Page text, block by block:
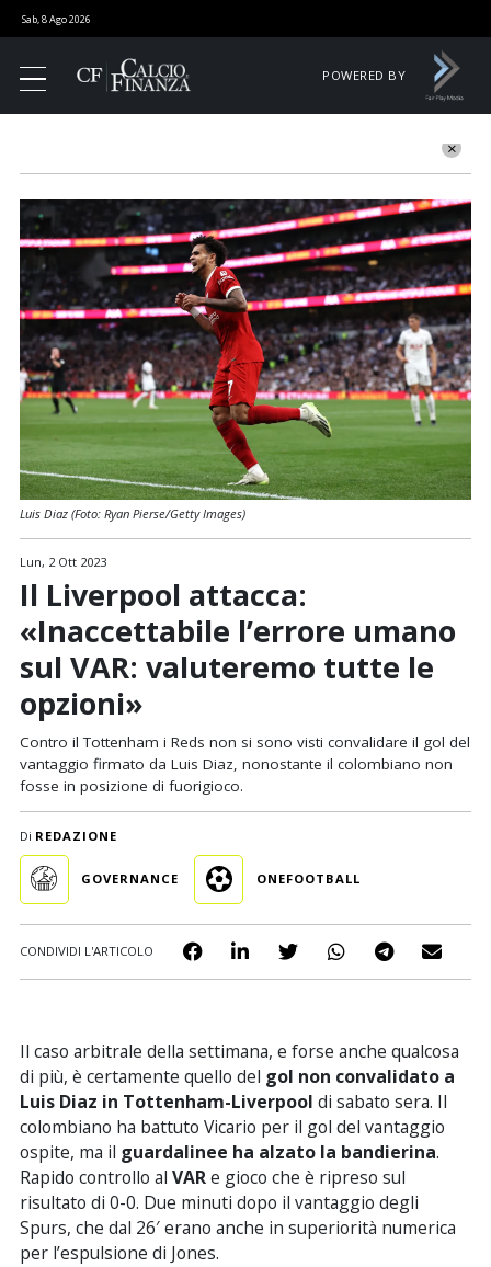
Sab, 8 Ago 2026
POWERED BY
Lun, 2 Ott 2023
Il Liverpool attacca:
«Inaccettabile l’errore umano
sul VAR: valuteremo tutte le
opzioni»
Contro il Tottenham i Reds non si sono visti convalidare il gol del
vantaggio firmato da Luis Diaz, nonostante il colombiano non
fosse in posizione di fuorigioco.
Di REDAZIONE
GOVERNANCE ONEFOOTBALL
CONDIVIDI L'ARTICOLO
Luis Diaz (Foto: Ryan Pierse/Getty Images)
Il caso arbitrale della settimana, e forse anche qualcosa
di più, è certamente quello del gol non convalidato a
Luis Diaz in Tottenham-Liverpool di sabato sera. Il
colombiano ha battuto Vicario per il gol del vantaggio
ospite, ma il guardalinee ha alzato la bandierina.
Rapido controllo al VARe gioco che è ripreso sul
risultato di 0-0. Due minuti dopo il vantaggio degli
Spurs, che dal 26′ erano anche in superiorità numerica
per l’espulsione di Jones.